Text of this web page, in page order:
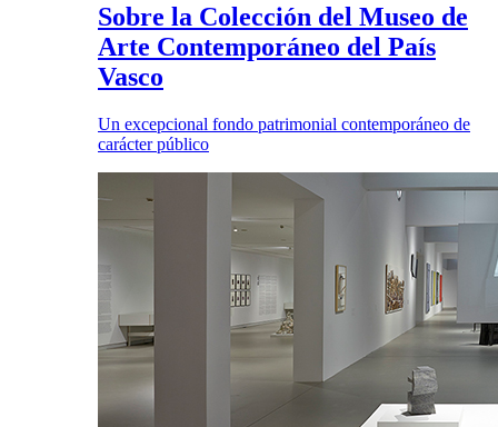
Sobre la Colección del Museo de
Arte Contemporáneo del País
Vasco
Un excepcional fondo patrimonial contemporáneo de
carácter público